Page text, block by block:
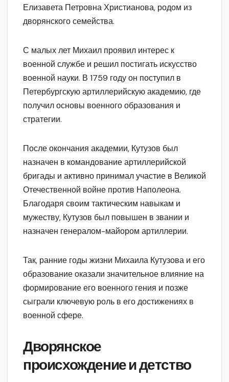
Елизавета Петровна Христианова, родом из
дворянского семейства.
С малых лет Михаил проявил интерес к
военной службе и решил постигать искусство
военной науки. В 1759 году он поступил в
Петербургскую артиллерийскую академию, где
получил основы военного образования и
стратегии.
После окончания академии, Кутузов был
назначен в командование артиллерийской
бригады и активно принимал участие в Великой
Отечественной войне против Наполеона.
Благодаря своим тактическим навыкам и
мужеству, Кутузов был повышен в звании и
назначен генералом-майором артиллерии.
Так, ранние годы жизни Михаила Кутузова и его
образование оказали значительное влияние на
формирование его военного гения и позже
сыграли ключевую роль в его достижениях в
военной сфере.
Дворянское
происхождение и детство